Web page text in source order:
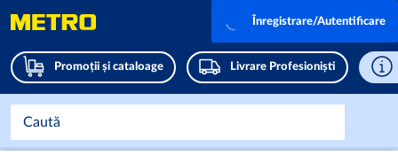
Promoții și cataloage Livrare Profesioniști
Înregistrare/Autentificare